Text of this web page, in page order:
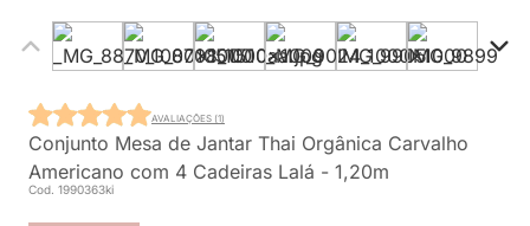
Conjunto Mesa de Jantar Thai Orgânica Carvalho
Americano com 4 Cadeiras Lalá - 1,20m
Cod. 1990363ki
AVALIAÇÕES (1)